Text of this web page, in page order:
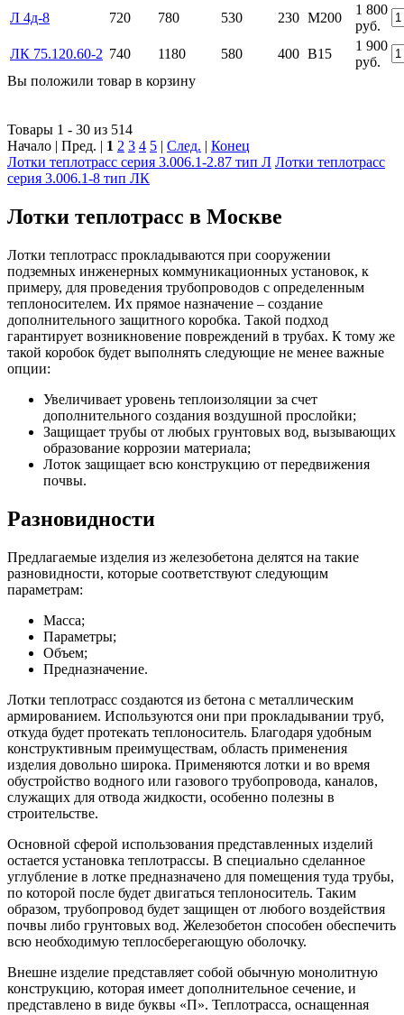
Л 4д-8
720 780 530 230 М200
1 800
руб.
ЛК 75.120.60-2 740 1180 580 400 В15
1 900
руб.
Вы положили товар в корзину
Товары 1 - 30 из 514
Начало | Пред. | 1 2 3 4 5 | След. | Конец
Лотки теплотрасс серия 3.006.1-2.87 тип Л Лотки теплотрасс
серия 3.006.1-8 тип ЛК
Лотки теплотрасс в Москве
Лотки теплотрасс прокладываются при сооружении
подземных инженерных коммуникационных установок, к
примеру, для проведения трубопроводов с определенным
теплоносителем. Их прямое назначение – создание
дополнительного защитного коробка. Такой подход
гарантирует возникновение повреждений в трубах. К тому же
такой коробок будет выполнять следующие не менее важные
опции:
Увеличивает уровень теплоизоляции за счет
дополнительного создания воздушной прослойки;
Защищает трубы от любых грунтовых вод, вызывающих
образование коррозии материала;
Лоток защищает всю конструкцию от передвижения
почвы.
Разновидности
Предлагаемые изделия из железобетона делятся на такие
разновидности, которые соответствуют следующим
параметрам:
Масса;
Параметры;
Объем;
Предназначение.
Лотки теплотрасс создаются из бетона с металлическим
армированием. Используются они при прокладывании труб,
откуда будет протекать теплоноситель. Благодаря удобным
конструктивным преимуществам, область применения
изделия довольно широка. Применяются лотки и во время
обустройство водного или газового трубопровода, каналов,
служащих для отвода жидкости, особенно полезны в
строительстве.
Основной сферой использования представленных изделий
остается установка теплотрассы. В специально сделанное
углубление в лотке предназначено для помещения туда трубы,
по которой после будет двигаться теплоноситель. Таким
образом, трубопровод будет защищен от любого воздействия
почвы либо грунтовых вод. Железобетон способен обеспечить
всю необходимую теплосберегающую оболочку.
Внешне изделие представляет собой обычную монолитную
конструкцию, которая имеет дополнительное сечение, и
представлено в виде буквы «П». Теплотрасса, оснащенная